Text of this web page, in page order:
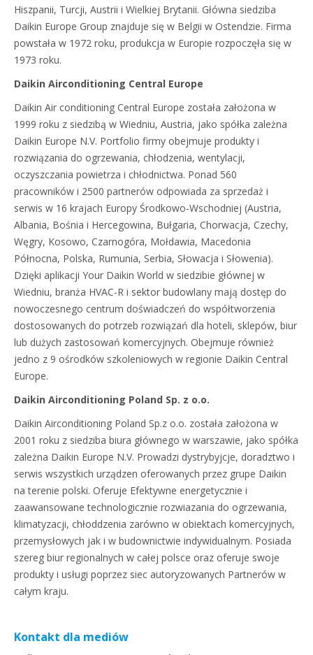
Hiszpanii, Turcji, Austrii i Wielkiej Brytanii. Główna siedziba
Daikin Europe Group znajduje się w Belgii w Ostendzie. Firma
powstała w 1972 roku, produkcja w Europie rozpoczęła się w
1973 roku.
Daikin Airconditioning Central Europe
Daikin Air conditioning Central Europe została założona w
1999 roku z siedzibą w Wiedniu, Austria, jako spółka zależna
Daikin Europe N.V. Portfolio firmy obejmuje produkty i
rozwiązania do ogrzewania, chłodzenia, wentylacji,
oczyszczania powietrza i chłodnictwa. Ponad 560
pracowników i 2500 partnerów odpowiada za sprzedaż i
serwis w 16 krajach Europy Środkowo-Wschodniej (Austria,
Albania, Bośnia i Hercegowina, Bułgaria, Chorwacja, Czechy,
Węgry, Kosowo, Czarnogóra, Mołdawia, Macedonia
Północna, Polska, Rumunia, Serbia, Słowacja i Słowenia).
Dzięki aplikacji Your Daikin World w siedzibie głównej w
Wiedniu, branża HVAC-R i sektor budowlany mają dostęp do
nowoczesnego centrum doświadczeń do współtworzenia
dostosowanych do potrzeb rozwiązań dla hoteli, sklepów, biur
lub dużych zastosowań komercyjnych. Obejmuje również
jedno z 9 ośrodków szkoleniowych w regionie Daikin Central
Europe.
Daikin Airconditioning Poland Sp. z o.o.
Daikin Airconditioning Poland Sp.z o.o. została założona w
2001 roku z siedziba biura głównego w warszawie, jako spółka
zależna Daikin Europe N.V. Prowadzi dystrybyjcje, doradztwo i
serwis wszystkich urządzen oferowanych przez grupe Daikin
na terenie polski. Oferuje Efektywne energetycznie i
zaawansowane technologicznie rozwiazania do ogrzewania,
klimatyzacji, chłoddzenia zarówno w obiektach komercyjnych,
przemysłowych jak i w budownictwie indywidualnym. Posiada
szereg biur regionalnych w całej polsce oraz oferuje swoje
produkty i usługi poprzez siec autoryzowanych Partnerów w
całym kraju.
Kontakt dla mediów